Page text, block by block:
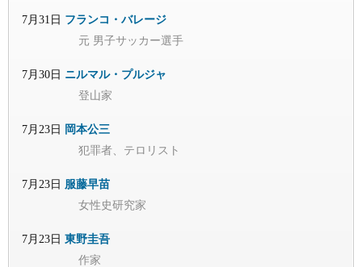
7月31日 フランコ・バレージ
元 男子サッカー選手
7月30日 ニルマル・プルジャ
登山家
7月23日 岡本公三
犯罪者、テロリスト
7月23日 服藤早苗
女性史研究家
7月23日 東野圭吾
作家